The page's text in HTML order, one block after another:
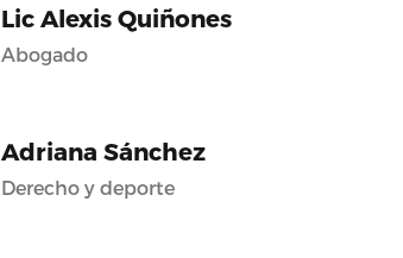
Lic Alexis Quiñones
Abogado
Adriana Sánchez
Derecho y deporte